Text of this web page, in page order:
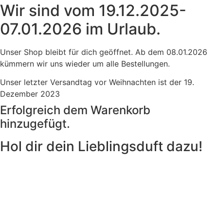
Wir sind vom 19.12.2025-
07.01.2026 im Urlaub.
Unser Shop bleibt für dich geöffnet. Ab dem 08.01.2026
kümmern wir uns wieder um alle Bestellungen.
Unser letzter Versandtag vor Weihnachten ist der 19.
Dezember 2023
Erfolgreich dem Warenkorb
hinzugefügt.
Hol dir dein Lieblingsduft dazu!